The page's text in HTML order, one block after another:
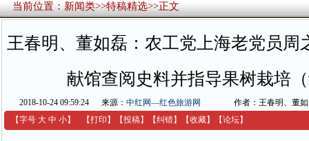
当前位置：新闻类>>特稿精选>>正文
王春明、董如磊：农工党上海老党员周
献馆查阅史料并指导果树栽培
2018-10-24 09:59:24 来源： 中红网—红色旅游网
作者：王春明、董
【字号 大 中 小】 【打印 】 【投稿】 【纠错】 【收藏】 【论坛】